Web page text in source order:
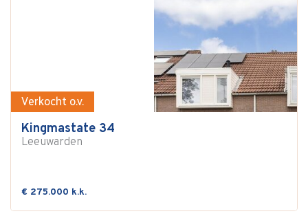
Verkocht o.v.
Kingmastate 34
Leeuwarden
€ 275.000 k.k.